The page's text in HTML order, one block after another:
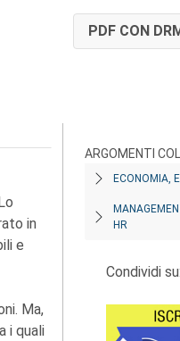
PDF CON
in
e
Ma,
i quali
ARGOMENTI
ECONOMIA,
HR
Condividi su: